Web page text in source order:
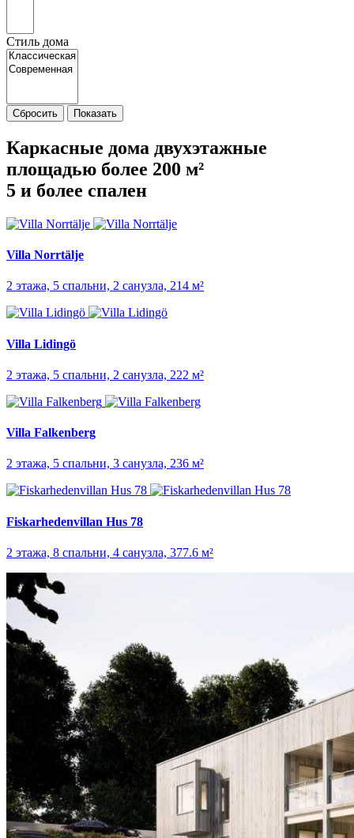
Стиль дома
Сбросить Показать
Каркасные дома двухэтажные
площадью более 200 м²
5 и более спален
Villa Norrtälje
2 этажа, 5 спальни, 2 санузла, 214 м²
Villa Lidingö
2 этажа, 5 спальни, 2 санузла, 222 м²
Villa Falkenberg
2 этажа, 5 спальни, 3 санузла, 236 м²
Fiskarhedenvillan Hus 78
2 этажа, 8 спальни, 4 санузла, 377.6 м²